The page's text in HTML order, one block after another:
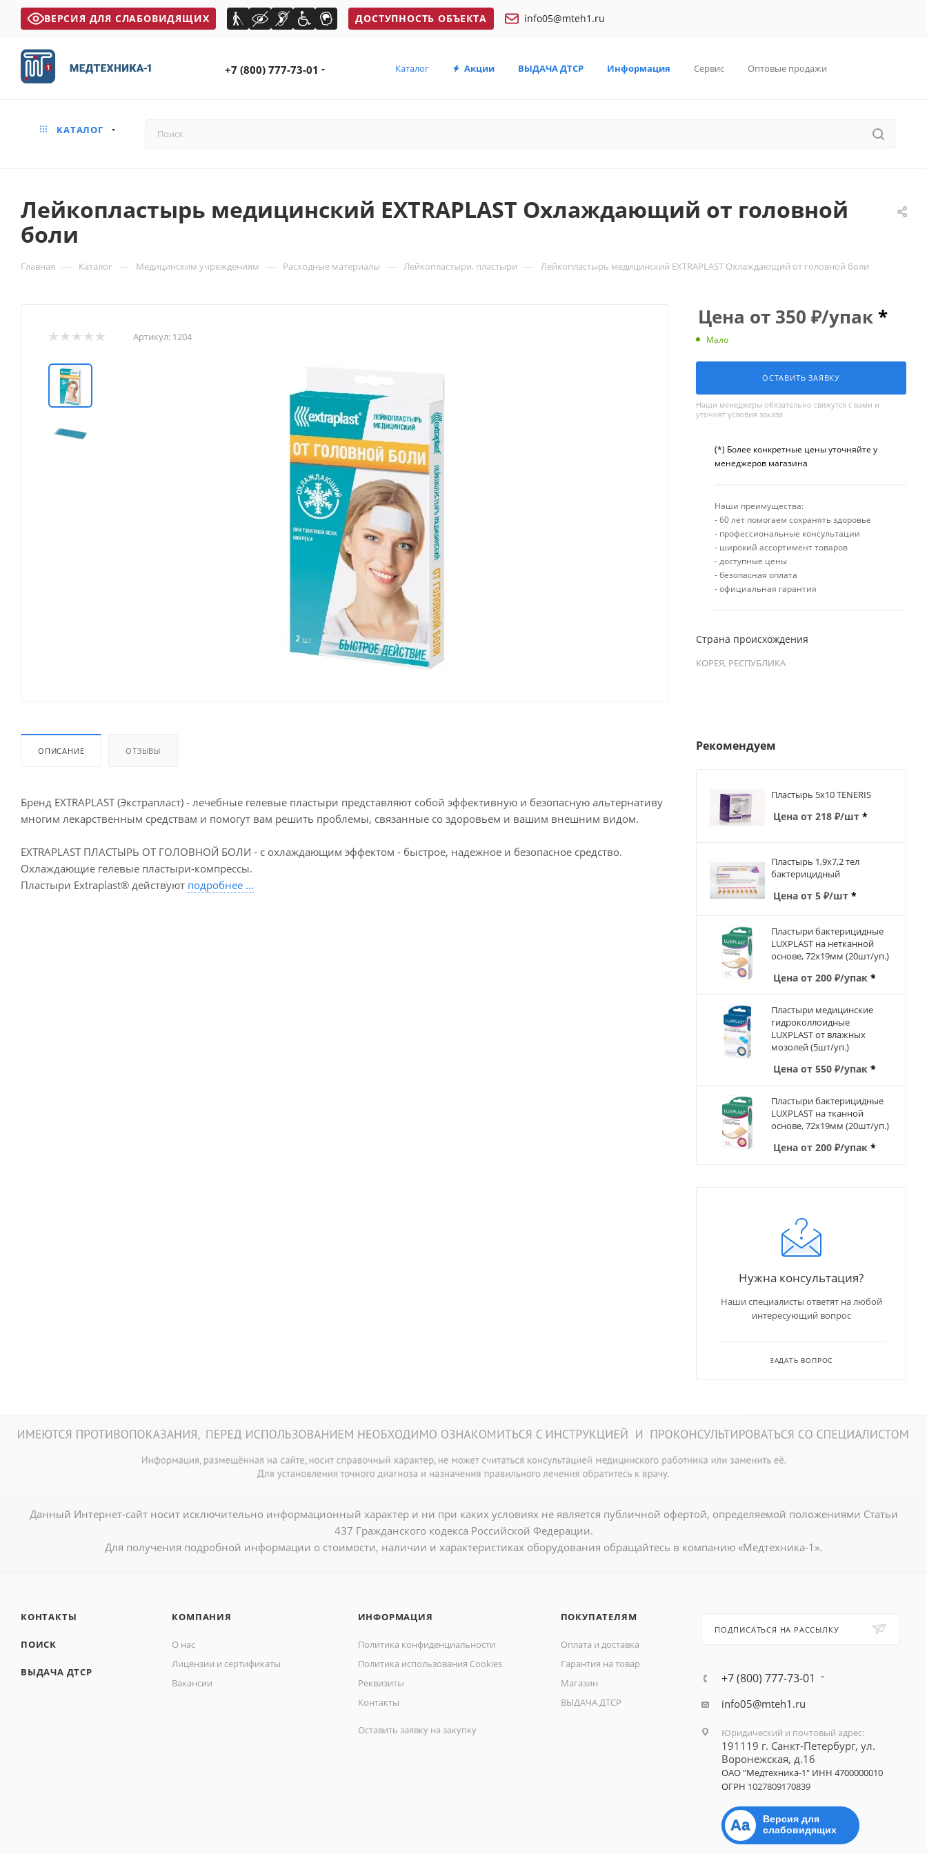
ВЕРСИЯ ДЛЯ СЛАБОВИДЯЩИХ ДОСТУПНОСТЬ ОБЪЕКТА info05@mteh1.ru
+7 (800) 777-73-01 Каталог Акции ВЫДАЧА ДТСР Информация Сервис Оптовые продажи
КАТАЛОГ
Лейкопластырь медицинский EXTRAPLAST Охлаждающий от головной
боли
Главная — Каталог — Медицинским учреждениям — Расходные материалы — Лейкопластыри, пластыри — Лейкопластырь медицинский EXTRAPLAST Охлаждающий от головной боли
Артикул: 1204
ОПИСАНИЕ ОТЗЫВЫ
Бренд EXTRAPLAST (Экстрапласт) - лечебные гелевые пластыри представляют собой эффективную и безопасную альтернативу
многим лекарственным средствам и помогут вам решить проблемы, связанные со здоровьем и вашим внешним видом.
EXTRAPLAST ПЛАСТЫРЬ ОТ ГОЛОВНОЙ БОЛИ - с охлаждающим эффектом - быстрое, надежное и безопасное средство.
Охлаждающие гелевые пластыри-компрессы.
Пластыри Extraplast® действуют подробнее ...
Цена от 350 ₽/упак *
Мало
ОСТАВИТЬ ЗАЯВКУ
Наши менеджеры обязательно свяжутся с вами и
уточнят условия заказа
(*) Более конкретные цены уточняйте у
менеджеров магазина
Наши преимущества:
- 60 лет помогаем сохранять здоровье
- профессиональные консультации
- широкий ассортимент товаров
- доступные цены
- безопасная оплата
- официальная гарантия
Страна происхождения
КОРЕЯ, РЕСПУБЛИКА
Рекомендуем
Пластырь 5х10 TENERIS
Цена от 218 ₽/шт *
Пластырь 1,9х7,2 тел
бактерицидный
Цена от 5 ₽/шт *
Пластыри бактерицидные
LUXPLAST на нетканной
основе, 72х19мм (20шт/уп.)
Цена от 200 ₽/упак *
Пластыри медицинские
гидроколлоидные
LUXPLAST от влажных
мозолей (5шт/уп.)
Цена от 550 ₽/упак *
Пластыри бактерицидные
LUXPLAST на тканной
основе, 72х19мм (20шт/уп.)
Цена от 200 ₽/упак *
Нужна консультация?
Наши специалисты ответят на любой
интересующий вопрос
ЗАДАТЬ ВОПРОС
Данный Интернет-сайт носит исключительно информационный характер и ни при каких условиях не является публичной офертой, определяемой положениями Статьи
437 Гражданского кодекса Российской Федерации.
Для получения подробной информации о стоимости, наличии и характеристиках оборудования обращайтесь в компанию «Медтехника-1».
КОНТАКТЫ
ПОИСК
ВЫДАЧА ДТСР
КОМПАНИЯ
О нас
Лицензии и сертификаты
Вакансии
ИНФОРМАЦИЯ
Политика конфиденциальности
Политика использования Cookies
Реквизиты
Контакты
Оставить заявку на закупку
ПОКУПАТЕЛЯМ
Оплата и доставка
Гарантия на товар
Магазин
ВЫДАЧА ДТСР
ПОДПИСАТЬСЯ НА РАССЫЛКУ
+7 (800) 777-73-01
info05@mteh1.ru
Юридический и почтовый адрес:
191119 г. Санкт-Петербург, ул.
Воронежская, д.16
ОАО "Медтехника-1" ИНН 4700000010
ОГРН 1027809170839
Aa
Версия для
слабовидящих